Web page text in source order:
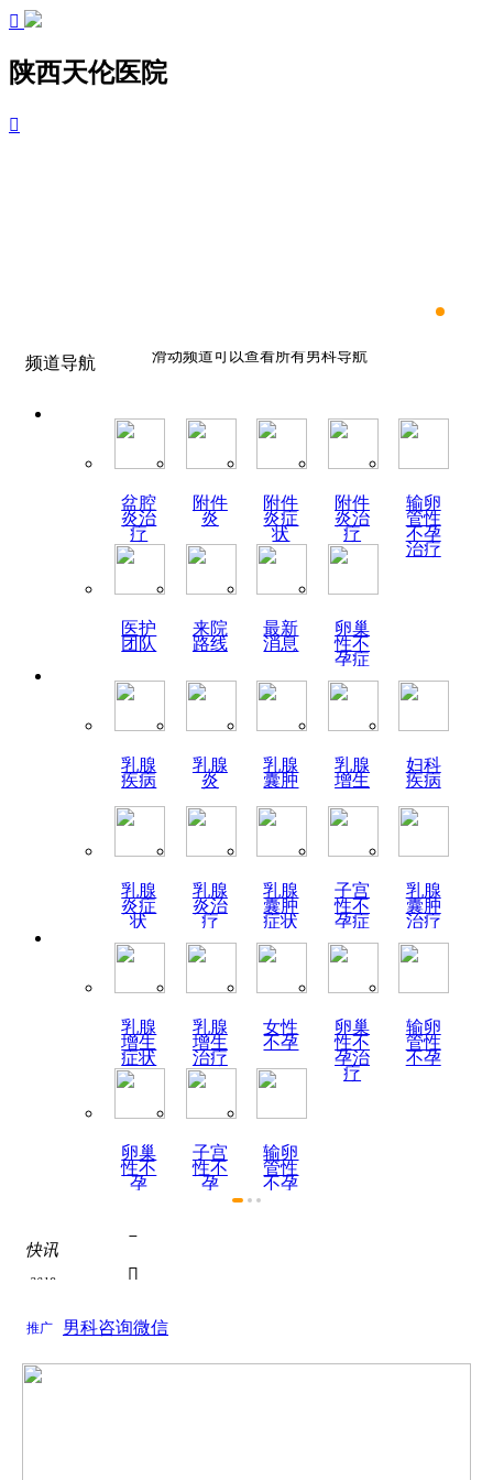

陕西天伦医院

频道导航 滑动频道可以查看所有男科导航
滑动频道可以查看所有男科导航
盆腔
炎治
疗
附件
炎
附件
炎症
状
附件
炎治
疗
输卵
管性
不孕
治疗
医护
团队
来院
路线
最新
消息
卵巢
性不
孕症
乳腺
疾病
乳腺
炎
乳腺
囊肿
乳腺
增生
妇科
疾病
乳腺
炎症
状
乳腺
炎治
疗
乳腺
囊肿
症状
子宫
性不
孕症
乳腺
囊肿
治疗
乳腺
增生
症状
乳腺
增生
治疗
女性
不孕
卵巢
性不
孕治
疗
输卵
管性
不孕
卵巢
性不
孕
子宫
性不
孕
输卵
管性
不孕
快讯
2019
2019
热烈祝贺陕西天伦不孕不

关于如何全面认识死精症？的问题， 如何全面认...

推广 男科咨询微信